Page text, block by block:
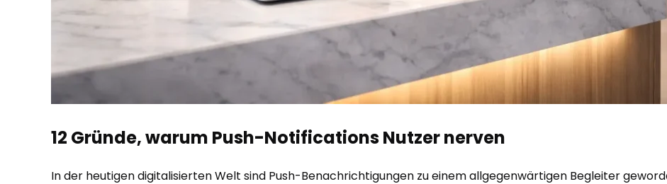
12 Gründe, warum Push-Notifications Nutzer nerven
In der heutigen digitalisierten Welt sind Push-Benachrichtigungen zu einem allgegenwärtigen Begleiter